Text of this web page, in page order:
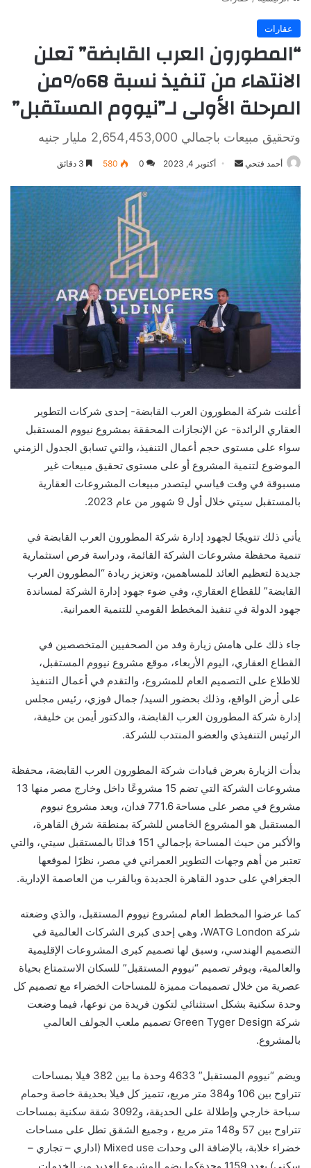
عقارات
“المطورون العرب القابضة” تعلن
الانتهاء من تنفيذ نسبة 68%من
المرحلة الأولى لـ”نيووم المستقبل”
وتحقيق مبيعات باجمالي 2,654,453,000 مليار جنيه
أحمد فتحي
أرسل
إلكترونيا
أكتوبر 4, 2023 0
580
أعلنت شركة المطورون العرب القابضة- إحدى شركات التطوير
العقاري الرائدة- عن الإنجازات المحققة بمشروع نيووم المستقبل
سواء على مستوى حجم أعمال التنفيذ، والتي تسابق الجدول الزمني
الموضوع لتنمية المشروع أو على مستوى تحقيق مبيعات غير
مسبوقة في وقت قياسي ليتصدر مبيعات المشروعات العقارية
بالمستقبل سيتي خلال أول 9 شهور من عام 2023.
يأتي ذلك تتويجًا لجهود إدارة شركة المطورون العرب القابضة في
تنمية محفظة مشروعات الشركة القائمة، ودراسة فرص استثمارية
جديدة لتعظيم العائد للمساهمين، وتعزيز ريادة “المطورون العرب
القابضة” للقطاع العقاري، وفي ضوء جهود إدارة الشركة لمساندة
جهود الدولة في تنفيذ المخطط القومي للتنمية العمرانية.
جاء ذلك على هامش زيارة وفد من الصحفيين المتخصصين في
القطاع العقاري، اليوم الأربعاء، موقع مشروع نيووم المستقبل،
للاطلاع على التصميم العام للمشروع، والتقدم في أعمال التنفيذ
على أرض الواقع، وذلك بحضور السيد/ جمال فوزي، رئيس مجلس
إدارة شركة المطورون العرب القابضة، والدكتور أيمن بن خليفة،
الرئيس التنفيذي والعضو المنتدب للشركة.
بدأت الزيارة بعرض قيادات شركة المطورون العرب القابضة، محفظة
مشروعات الشركة التي تضم 15 مشروعًا داخل وخارج مصر منها 13
مشروع في مصر على مساحة 771.6 فدان، ويعد مشروع نيووم
المستقبل هو المشروع الخامس للشركة بمنطقة شرق القاهرة،
والأكبر من حيث المساحة بإجمالي 151 فدانًا بالمستقبل سيتي، والتي
تعتبر من أهم وجهات التطوير العمراني في مصر، نظرًا لموقعها
الجغرافي على حدود القاهرة الجديدة وبالقرب من العاصمة الإدارية.
كما عرضوا المخطط العام لمشروع نيووم المستقبل، والذي وضعته
شركة WATG London، وهي إحدى كبرى الشركات العالمية في
التصميم الهندسي، وسبق لها تصميم كبرى المشروعات الإقليمية
والعالمية، ويوفر تصميم “نيووم المستقبل” للسكان الاستمتاع بحياة
عصرية من خلال تصميمات مميزة للمساحات الخضراء مع تصميم كل
وحدة سكنية بشكل استثنائي لتكون فريدة من نوعها، فيما وضعت
شركة Green Tyger Design تصميم ملعب الجولف العالمي
بالمشروع.
ويضم “نيووم المستقبل” 4633 وحدة ما بين 382 فيلا بمساحات
تتراوح بين 106 و384 متر مربع، تتميز كل فيلا بحديقة خاصة وحمام
سباحة خارجي وإطلالة على الحديقة، و3092 شقة سكنية بمساحات
تتراوح بين 57 و148 متر مربع ، وجميع الشقق تطل على مساحات
خضراء خلابة، بالإضافة الى وحدات Mixed use (اداري – تجاري –